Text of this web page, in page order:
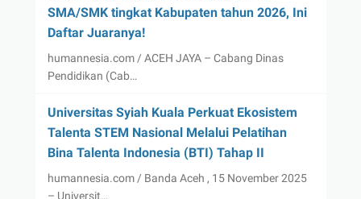
SMA/SMK tingkat Kabupaten tahun 2026, Ini
Daftar Juaranya!
humannesia.com / ACEH JAYA – Cabang Dinas
Pendidikan (Cab…
Universitas Syiah Kuala Perkuat Ekosistem
Talenta STEM Nasional Melalui Pelatihan
Bina Talenta Indonesia (BTI) Tahap II
humannesia.com / Banda Aceh , 15 November 2025
– Universit…